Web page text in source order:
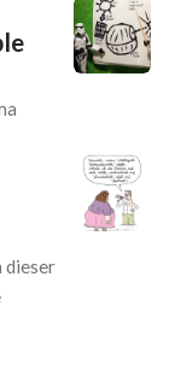
dieser